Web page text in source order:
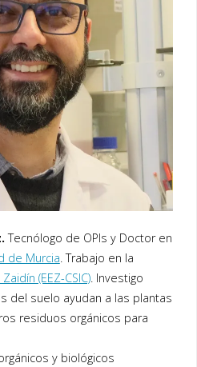
Tecnólogo de OPIs y Doctor en
de Murcia. Trabajo en la
(EEZ-CSIC). Investigo
del suelo ayudan a las plantas
residuos orgánicos para
y biológicos